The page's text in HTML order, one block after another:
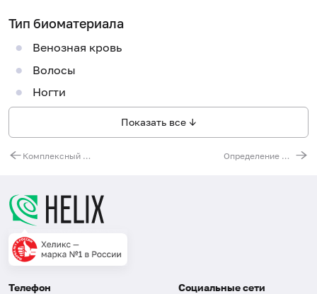
Тип биоматериала
Венозная кровь
Волосы
Ногти
Показать все ↓
Комплексный анализ на наличие тяжелых металлов и микроэлементов (23 показателя) Определение фракции трансферрина (CDT) (диагностика злоупотребления алкоголем)
Телефон Социальные сети